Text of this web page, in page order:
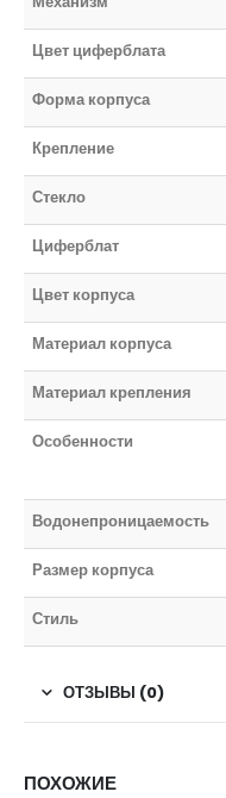
Цвет циферблата
Форма корпуса
Крепление
Стекло
Циферблат
Цвет корпуса
Материал корпуса
Материал крепления
Особенности
Водонепроницаемость
Размер корпуса
Стиль
ОТЗЫВЫ (0)
ПОХОЖИЕ